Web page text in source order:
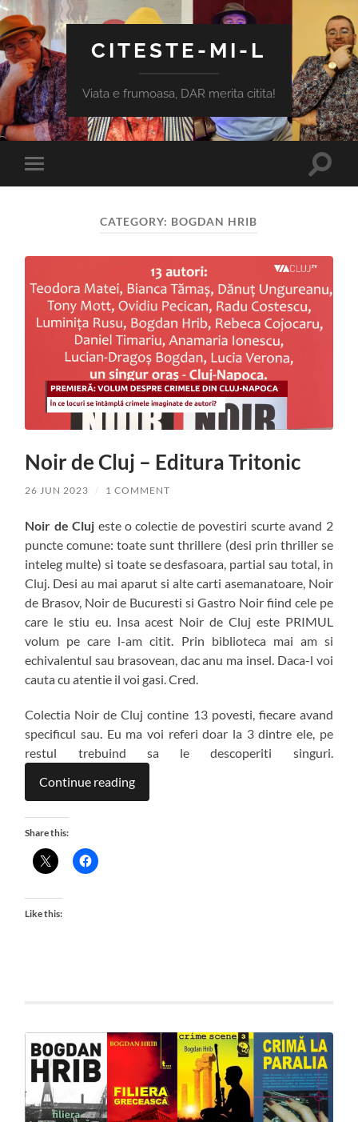
CITESTE-MI-L
Viata e frumoasa, DAR merita citita!
Toggle
mobile
Toggle
CATEGORY: BOGDAN HRIB
Noir de Cluj – Editura Tritonic
26 JUN 2023 / 1 COMMENT
Noir de Cluj este o colectie de povestiri scurte avand 2
puncte comune: toate sunt thrillere (desi prin thriller se
inteleg multe) si toate se desfasoara, partial sau total, in
Cluj. Desi au mai aparut si alte carti asemanatoare, Noir
de Brasov, Noir de Bucuresti si Gastro Noir fiind cele pe
care le stiu eu. Insa acest Noir de Cluj este PRIMUL
volum pe care l-am citit. Prin biblioteca mai am si
echivalentul sau brasovean, dac anu ma insel. Daca-l voi
cauta cu atentie il voi gasi. Cred.
Colectia Noir de Cluj contine 13 povesti, fiecare avand
specificul sau. Eu ma voi referi doar la 3 dintre ele, pe
restul trebuind sa le descoperiti singuri.
Continue reading
Share this:
Like this: